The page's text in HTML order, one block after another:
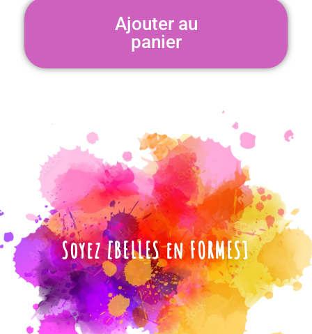
Ajouter au
panier
Soyez [BELLES en FORMES]